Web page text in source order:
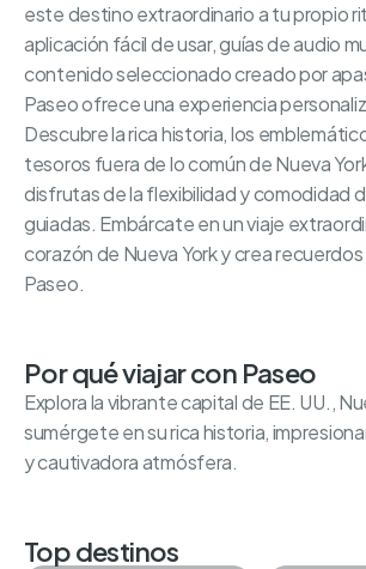
este destino extraordinario a tu propio
aplicación fácil de usar, guías de audio
contenido seleccionado creado por
Paseo ofrece una experiencia
Descubre la rica historia, los
tesoros fuera de lo común de Nueva
disfrutas de la flexibilidad y comodidad
guiadas. Embárcate en un viaje
corazón de Nueva York y crea
Paseo.
Por qué viajar con Paseo
Explora la vibrante capital de EE. UU.,
sumérgete en su rica historia,
y cautivadora atmósfera.
Top destinos